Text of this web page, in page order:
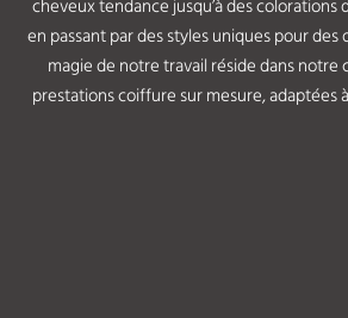
cheveux tendance jusqu’à des
en passant par des styles uniques pour des
magie de notre travail réside dans notre
prestations coiffure sur mesure, adaptées